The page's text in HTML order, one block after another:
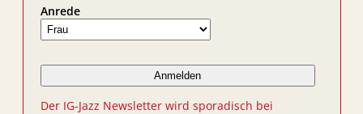
Anrede
Der IG-Jazz Newsletter wird sporadisch bei